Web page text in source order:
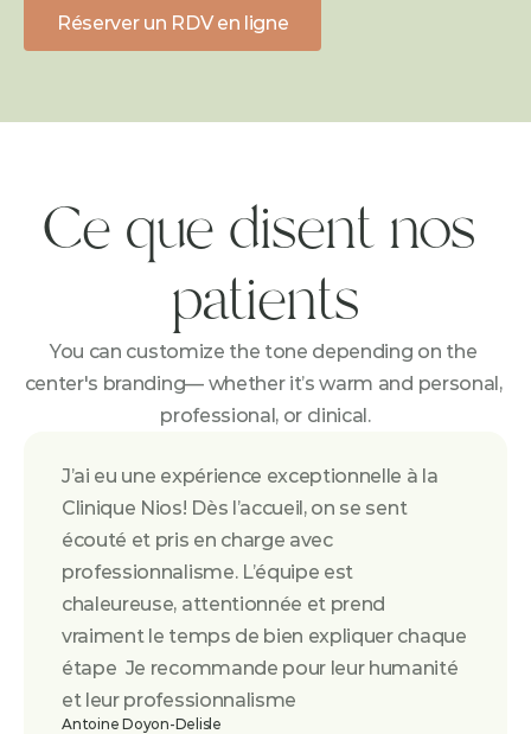
Réserver un RDV en ligne
Ce que disent nos
patients
You can customize the tone depending on the
center's branding— whether it’s warm and personal,
professional, or clinical.
J’ai eu une expérience exceptionnelle à la
Clinique Nios! Dès l’accueil, on se sent
écouté et pris en charge avec
professionnalisme. L’équipe est
chaleureuse, attentionnée et prend
vraiment le temps de bien expliquer chaque
étape  Je recommande pour leur humanité
et leur professionnalisme
Antoine Doyon-Delisle